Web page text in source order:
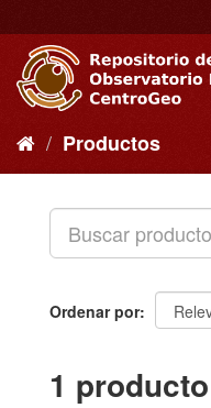
al
contenido
Productos
Ordenar por
1